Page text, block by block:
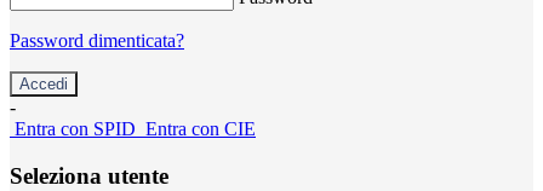
Password dimenticata?
-
Entra con SPID Entra con CIE
Seleziona utente